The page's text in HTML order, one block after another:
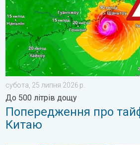
субота, 25 липня 2026 р.
До 500 літрів дощу
Попередження про
Китаю